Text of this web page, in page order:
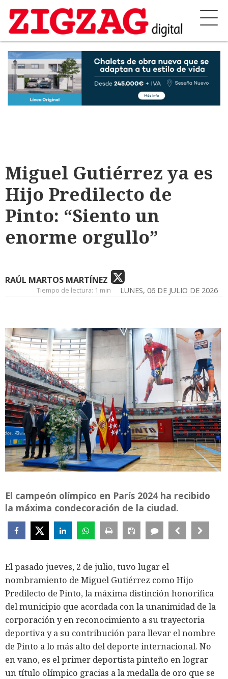
Miguel Gutiérrez ya es
Hijo Predilecto de
Pinto: “Siento un
enorme orgullo”
RAÚL MARTOS MARTÍNEZ
LUNES, 06 DE JULIO DE 2026
Tiempo de lectura: 1 min
El campeón olímpico en París 2024 ha recibido
la máxima condecoración de la ciudad.
El pasado jueves, 2 de julio, tuvo lugar el
nombramiento de Miguel Gutiérrez como Hijo
Predilecto de Pinto, la máxima distinción honorífica
del municipio que acordada con la unanimidad de la
corporación y en reconocimiento a su trayectoria
deportiva y a su contribución para llevar el nombre
de Pinto a lo más alto del deporte internacional. No
en vano, es el primer deportista pinteño en lograr
un título olímpico gracias a la medalla de oro que se